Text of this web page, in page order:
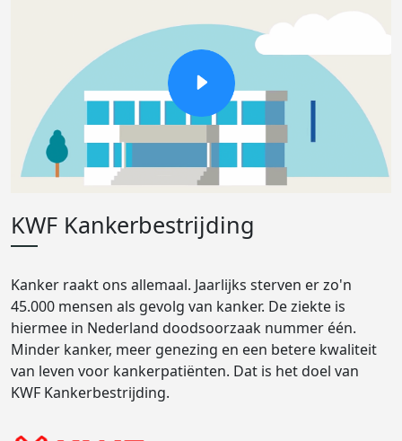
KWF Kankerbestrijding
Kanker raakt ons allemaal. Jaarlijks sterven er zo'n
45.000 mensen als gevolg van kanker. De ziekte is
hiermee in Nederland doodsoorzaak nummer één.
Minder kanker, meer genezing en een betere kwaliteit
van leven voor kankerpatiënten. Dat is het doel van
KWF Kankerbestrijding.